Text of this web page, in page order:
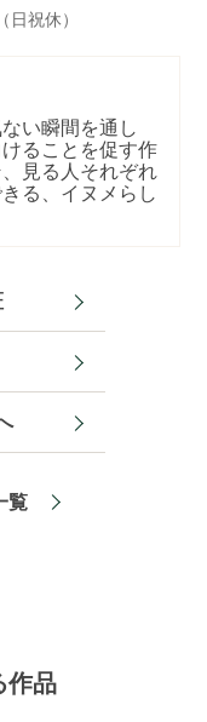
祝休）
い瞬間を通し
ることを促す作
見る人それぞれ
る、イヌメらし
覧
作品